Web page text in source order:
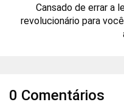
Cansado de errar a
revolucionário para
0 Comentários